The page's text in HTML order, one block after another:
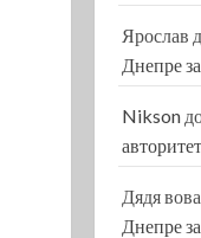
Ярослав
Днепре
Nikson
Дядя вова
Днепре